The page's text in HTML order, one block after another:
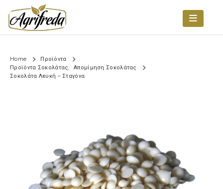
Home
Προϊόντα
Προϊόντα Σοκολάτας
Απομίμηση Σοκολάτας
Σοκολάτα Λευκή – Σταγόνα